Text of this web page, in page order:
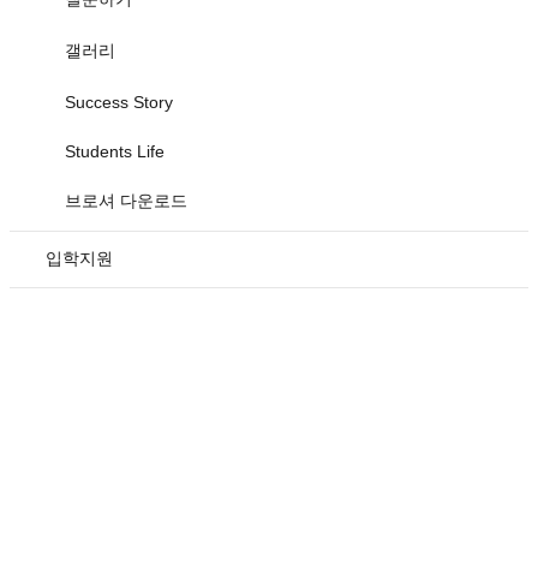
갤러리
Success Story
Students Life
브로셔 다운로드
입학지원